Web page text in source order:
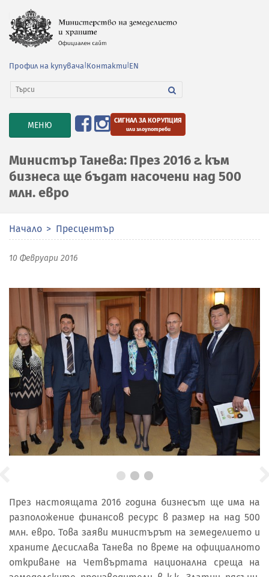
Профил на купувача Контакти EN
TOGGLE
NAVIGATION
МЕНЮ СИГНАЛ ЗА КОРУПЦИЯ
или злоупотреби
Министър Танева: През 2016 г. към
бизнеса ще бъдат насочени над 500
млн. евро
Начало Пресцентър
10 Февруари 2016
През настоящата 2016 година бизнесът ще има на
разположение финансов ресурс в размер на над 500
млн. евро. Това заяви министърът на земеделието и
храните Десислава Танева по време на официалното
откриване на Четвъртата национална среща на